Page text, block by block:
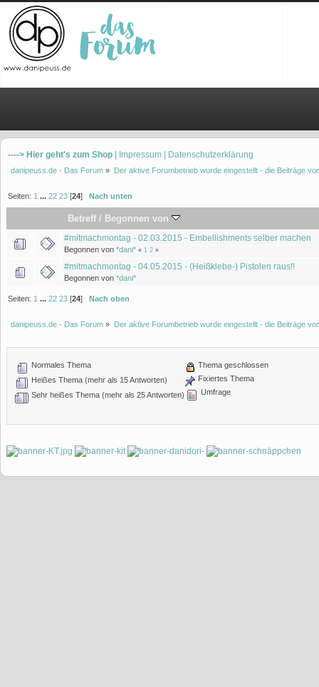
----> Hier geht's zum Shop | Impressum | Datenschutzerklärung
danipeuss.de - Das Forum » Der aktive Forumbetrieb wurde eingestellt - die Beiträge
Seiten: 1 ...22 23 [24] Nach unten
Betreff / Begonnen von
#mitmachmontag - 02.03.2015 - Embellishments selber machen
Begonnen von *dani* « 1 2 »
#mitmachmontag - 04.05.2015 - (Heißklebe-) Pistolen raus!!
Begonnen von *dani*
Seiten: 1 ...22 23 [24] Nach oben
danipeuss.de - Das Forum » Der aktive Forumbetrieb wurde eingestellt - die Beiträge
Normales Thema
Heißes Thema (mehr als 15 Antworten)
Sehr heißes Thema (mehr als 25 Antworten)
Thema geschlossen
Fixiertes Thema
Umfrage